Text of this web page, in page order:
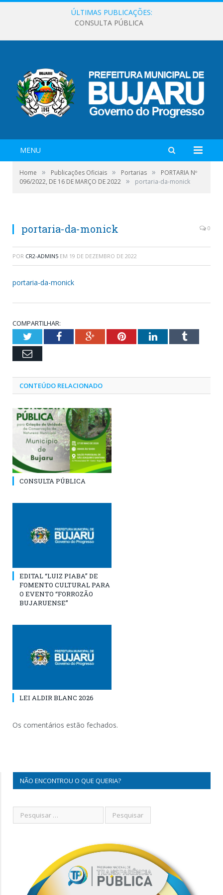
ÚLTIMAS PUBLICAÇÕES:
CONSULTA PÚBLICA
MENU
Home » Publicações Oficiais » Portarias »
PORTARIA Nº
096/2022, DE 16 DE MARÇO DE 2022 » portaria-da-monick
portaria-da-monick 0
POR CR2-ADMIN5 EM 19 DE DEZEMBRO DE 2022
portaria-da-monick
COMPARTILHAR:
TwitterFacebookGoogle+PinterestLinkedInTumblr
Email
CONTEÚDO RELACIONADO
CONSULTA PÚBLICA
EDITAL “LUIZ PIABA” DE
FOMENTO CULTURAL PARA
O EVENTO “FORROZÃO
BUJARUENSE”
LEI ALDIR BLANC 2026
Os comentários estão fechados.
NÃO ENCONTROU O QUE QUERIA?